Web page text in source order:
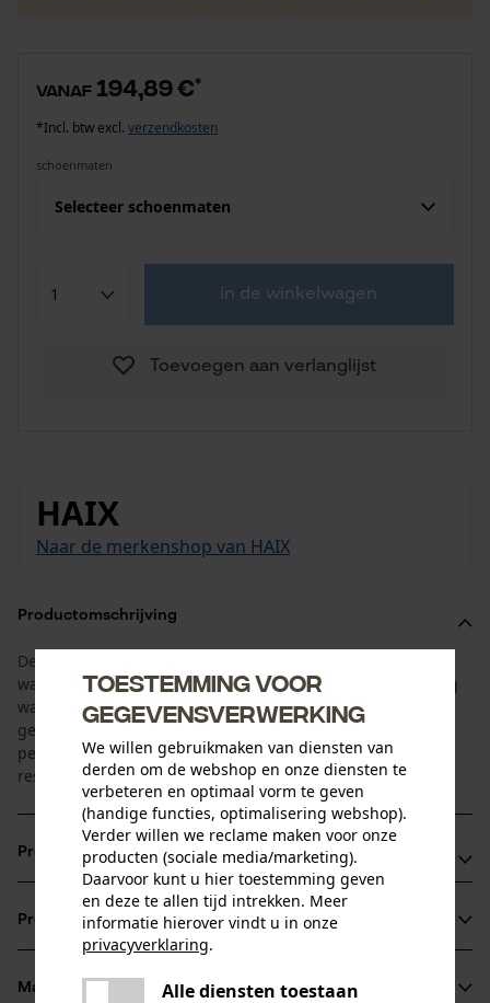
vanaf 194,89 €*
*Incl. btw excl. verzendkosten
schoenmaten
Selecteer schoenmaten
in de winkelwagen
Toevoegen aan verlanglijst
HAIX
Naar de merkenshop van HAIX
Productomschrijving
De Airpower XR3 van Haix ondersteunt u de hele dag door,
waar u ook gaat of staat. Hij biedt een uitstekende demping
waardoor uw voeten worden ontzien. De anatomisch
gevormde ultralichte neus beschermt uw tenen en de
perforatiebestendige, slijtvaste antislipzool zorgt voor de
rest.
Productvoordelen
Waterdicht en ademend dankzij 4-laags GORE-TEX-
laminaat
Veiligheidsneus en perforatiebestendige zool voor de
hoogste veiligheidsnormen
Productinformatie
Materiaal & onderhoud
Toestemming voor
gegevensverwerking
We willen gebruikmaken van diensten van
derden om de webshop en onze diensten te
verbeteren en optimaal vorm te geven
(handige functies, optimalisering webshop).
Verder willen we reclame maken voor onze
producten (sociale media/marketing).
Daarvoor kunt u hier toestemming geven
en deze te allen tijd intrekken. Meer
informatie hierover vindt u in onze
privacyverklaring.
Alle diensten toestaan
Er is een fout opgetreden. Gelieve